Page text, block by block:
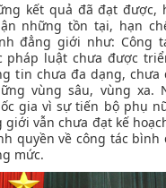
kết quả đã đạt được,
những tồn tại, hạn
đẳng giới như: Công
pháp luật chưa được
tin chưa đa dạng, chưa
vùng sâu, vùng xa.
gia vì sự tiến bộ phụ
vẫn chưa đạt kế
quyền về công tác
mức.